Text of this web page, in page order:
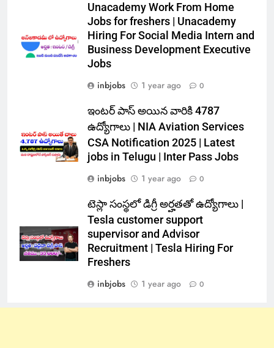
Unacademy Work From Home
Jobs for freshers | Unacademy
Hiring For Social Media Intern and
Business Development Executive
Jobs
inbjobs
1 year ago 0
ఇంటర్ పాస్ అయిన వారికి 4787
ఉద్యోగాలు | NIA Aviation Services
CSA Notification 2025 | Latest
jobs in Telugu | Inter Pass Jobs
inbjobs
1 year ago 0
టెస్లా సంస్థలో డిగ్రీ అర్హతతో ఉద్యోగాలు |
Tesla customer support
supervisor and Advisor
Recruitment | Tesla Hiring For
Freshers
inbjobs
1 year ago 0